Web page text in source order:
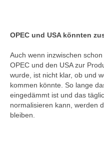
OPEC und USA könnten
Auch wenn inzwischen
OPEC und den USA zur
wurde, ist nicht klar, ob und
kommen könnte. So lange
eingedämmt ist und das
normalisieren kann, werden
bleiben.